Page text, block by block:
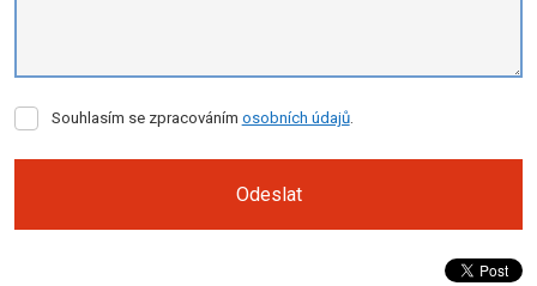
Souhlasím
zpracováním
Souhlasím se zpracováním osobních údajů.
Odeslat